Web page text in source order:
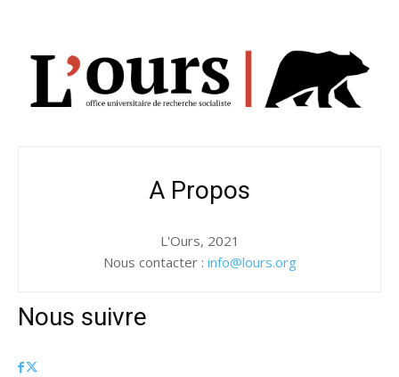
A Propos
L'Ours, 2021
Nous contacter : info@lours.org
Nous suivre